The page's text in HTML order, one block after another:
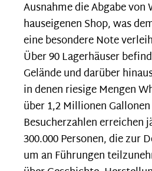
Ausnahme die Abgabe von
hauseigenen Shop, was
eine besondere Note
Über 90 Lagerhäuser
Gelände und darüber
in denen riesige Mengen
über 1,2 Millionen
Besucherzahlen erreichen
300.000 Personen, die zur
um an Führungen